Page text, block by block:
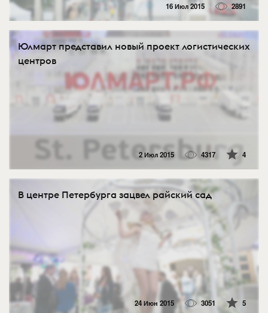
16 Июл 2015 2891
Юлмарт представил новый проект логистических
центров
2 Июл 2015 4317 4
В центре Петербурга зацвел райский сад
24 Июн 2015 3051 5